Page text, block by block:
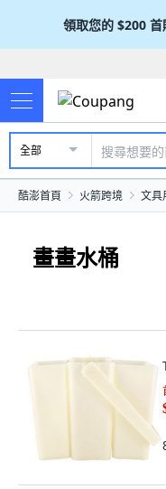
領取您的 $200 首
全部
酷澎首頁 火箭跨境 文具
畫畫水桶